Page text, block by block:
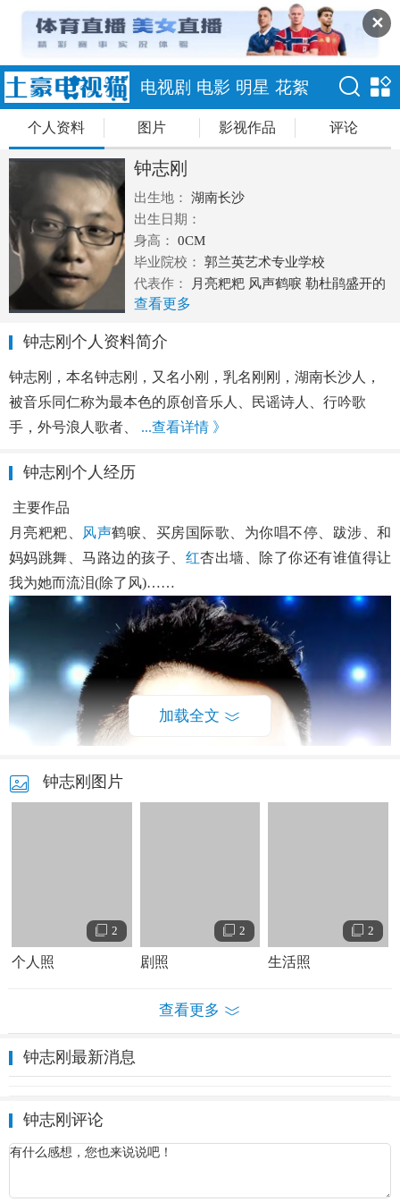
✕
电视剧 电影 明星 花絮
个人资料 图片 影视作品 评论
钟志刚
出生地：
湖南长沙
出生日期：
身高：
0CM
毕业院校：
郭兰英艺术专业学校
代表作：
月亮粑粑 风声鹤唳 勒杜鹃盛开的
地方
查看更多
钟志刚个人资料简介
钟志刚，本名钟志刚，又名小刚，乳名刚刚，湖南长沙人，
被音乐同仁称为最本色的原创音乐人、民谣诗人、行吟歌
手，外号浪人歌者、 ...查看详情 》
钟志刚个人经历
主要作品
月亮粑粑、 风声鹤唳、买房国际歌、为你唱不停、跋涉、和
妈妈跳舞、马路边的孩子、 红杏出墙、除了你还有谁值得让
我为她而流泪(除了风)……
曾获中国轻音乐学会奖最佳男歌手、1998/99两届"深圳十佳歌
加载全文
钟志刚图片
2
个人照
2
剧照
2
生活照
查看更多
钟志刚最新消息
钟志刚评论